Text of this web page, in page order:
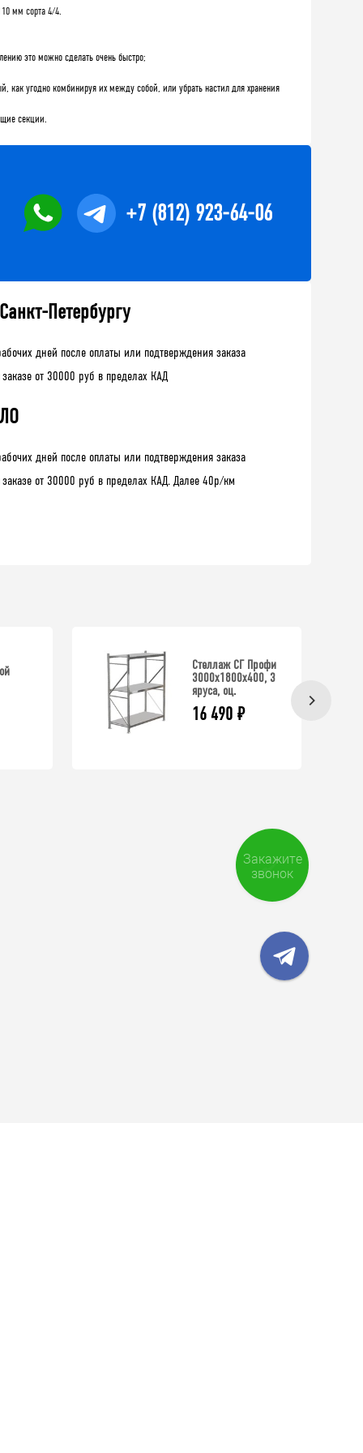
мм сорта 4/4.
это можно сделать очень быстро;
как угодно комбинируя их между собой, или убрать настил для хранения
секции.
+7 (812) 923-64-06
Петербургу
дней после оплаты или подтверждения заказа
от 30000 руб в пределах КАД
дней после оплаты или подтверждения заказа
заказе от 30000 руб в пределах КАД. Далее 40р/км
Стеллаж СГ Профи
3000х1800х400, 3
яруса, оц.
16 490 ₽
Закажите
звонок